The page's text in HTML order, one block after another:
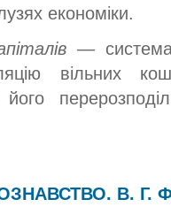
економіки.
—
вільних
його
В. Г.